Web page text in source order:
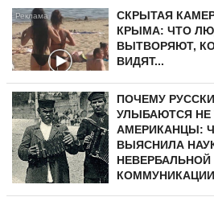
СКРЫТАЯ
КРЫМА: ЧТО
ВЫТВОРЯЮТ,
ВИДЯТ...
ПОЧЕМУ
УЛЫБАЮТСЯ НЕ
АМЕРИКАНЦЫ:
ВЫЯСНИЛА
НЕВЕРБАЛЬНОЙ
КОММУНИКАЦИИ